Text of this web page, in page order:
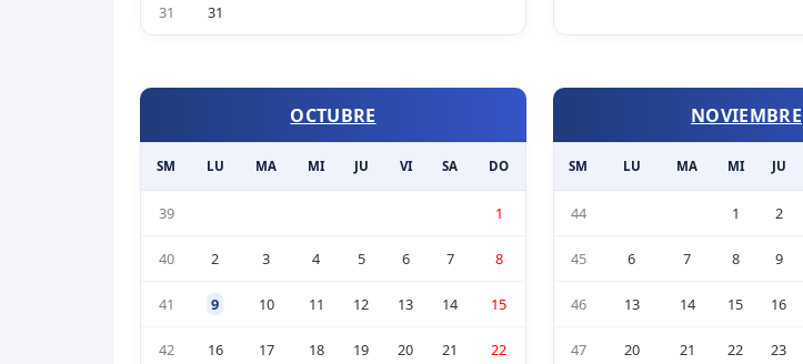
31 31
OCTUBRE
SM LU MA MI JU VI SA DO
39 1
40 2 3 4 5 6 7 8
41 9 10 11 12 13 14 15
42 16 17 18 19 20 21 22
NOVIEMBRE
SM LU MA MI JU
44 1 2
45 6 7 8 9
46 13 14 15 16
47 20 21 22 23